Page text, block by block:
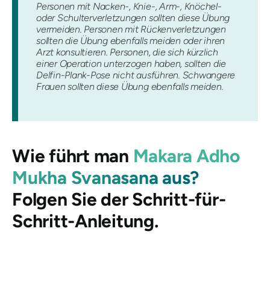
Personen mit Nacken-, Knie-, Arm-, Knöchel-
oder Schulterverletzungen sollten diese Übung
vermeiden. Personen mit Rückenverletzungen
sollten die Übung ebenfalls meiden oder ihren
Arzt konsultieren. Personen, die sich kürzlich
einer Operation unterzogen haben, sollten die
Delfin-Plank-Pose nicht ausführen. Schwangere
Frauen sollten diese Übung ebenfalls meiden.
Wie führt man Makara Adho
Mukha Svanasana aus?
Folgen Sie der Schritt-für-
Schritt-Anleitung.